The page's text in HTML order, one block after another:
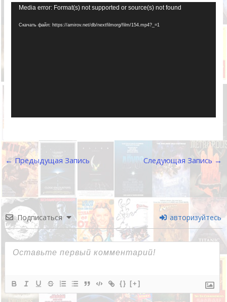
Видеоплеер
Media error: Format(s) not supported or source(s) not found
Скачать файл: https://amirov.net/db/nextfilmorg/film/154.mp4?_=1
←Предыдущая Запись Следующая Запись →
Подписаться авторизуйтесь
{} [+]